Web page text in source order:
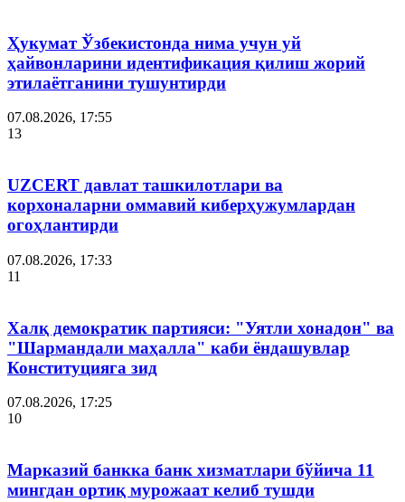
Ҳукумат Ўзбекистонда нима учун уй
ҳайвонларини идентификация қилиш жорий
этилаётганини тушунтирди
07.08.2026, 17:55
13
UZCERT давлат ташкилотлари ва
корхоналарни оммавий киберҳужумлардан
огоҳлантирди
07.08.2026, 17:33
11
Халқ демократик партияси: "Уятли хонадон" ва
"Шармандали маҳалла" каби ёндашувлар
Конституцияга зид
07.08.2026, 17:25
10
Марказий банкка банк хизматлари бўйича 11
мингдан ортиқ мурожаат келиб тушди